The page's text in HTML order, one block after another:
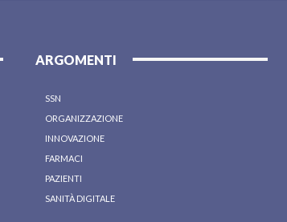
ARGOMENTI
SSN
ORGANIZZAZIONE
INNOVAZIONE
FARMACI
PAZIENTI
SANITÀ DIGITALE